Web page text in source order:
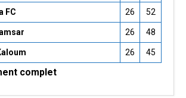
FC 26 52
26 48
26 45
complet